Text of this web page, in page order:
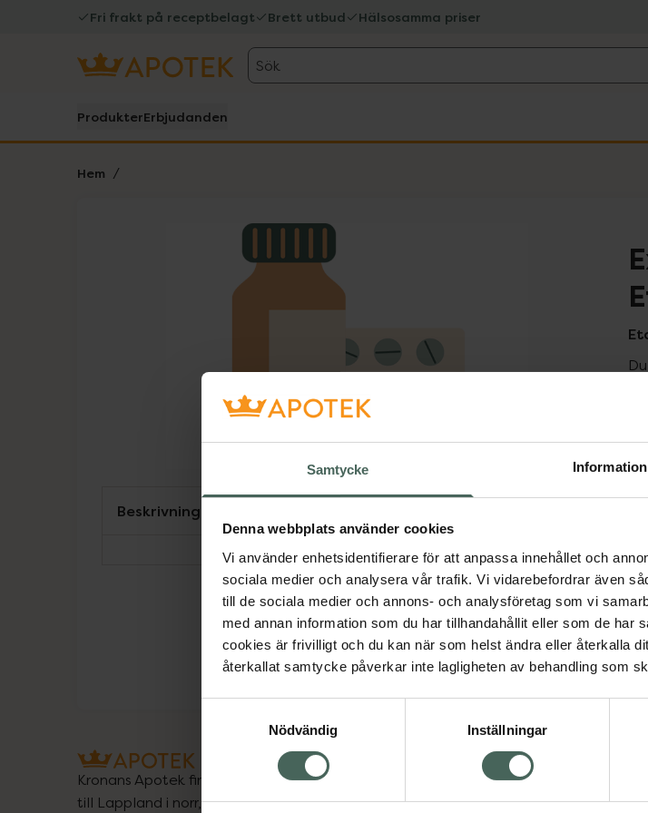
Samtycke Information
Denna webbplats använder cookies
Vi använder enhetsidentifierare för att anpassa innehållet och
sociala medier och analysera vår trafik. Vi vidarebefordrar även
till de sociala medier och annons- och analysföretag som vi
med annan information som du har tillhandahållit eller som de har
cookies är frivilligt och du kan när som helst ändra eller återkalla
återkallat samtycke påverkar inte lagligheten av behandling som
Nödvändig
Inställningar
Fri frakt på receptbelagt Brett utbud Hälsosamma priser
Sök
ProdukterErbjudanden
Hem
Lista: . Innehåller 1 objekt.
Beskrivning
Kronans Apotek finns här för dig. Du hittar oss från Skåne i syd
till Lappland i norr, och online i mobilen och på datorn.
Vanliga